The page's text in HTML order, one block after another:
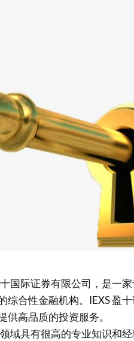
国际证券有限公司，是一
综合性金融机构。IEXS 盈
高品质的投资服务。
域具有很高的专业知识和